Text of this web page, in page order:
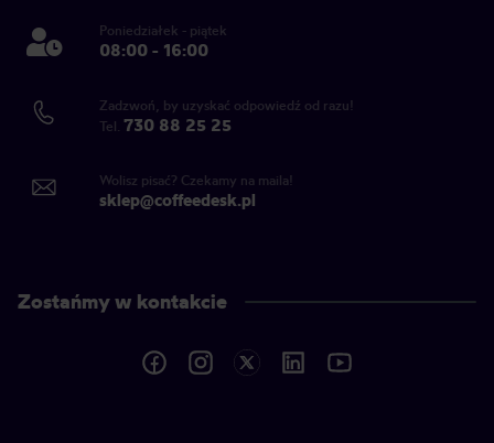
Poniedziałek - piątek
08:00 - 16:00
Zadzwoń, by uzyskać odpowiedź od razu!
Tel. 730 88 25 25
Wolisz pisać? Czekamy na maila!
sklep@coffeedesk.pl
Zostańmy w kontakcie